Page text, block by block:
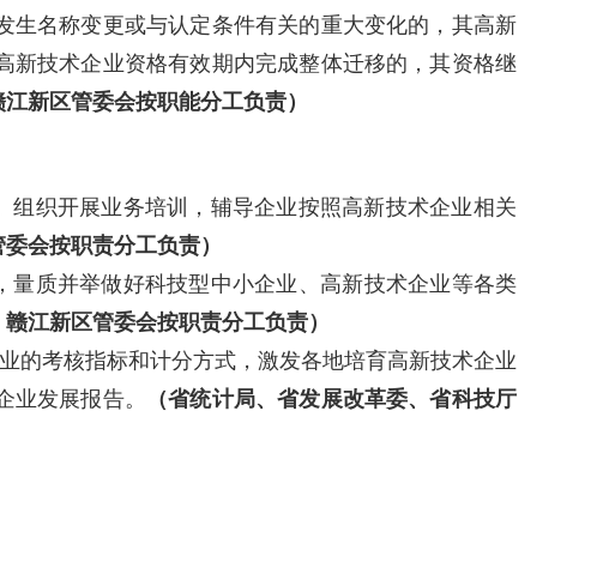
名称变更或与认定条件有关的重大变化的，其高新
技术企业资格有效期内完成整体迁移的，其资格继
新区管委会按职能分工负责）
织开展业务培训，辅导企业按照高新技术企业相关
会按职责分工负责）
量质并举做好科技型中小企业、高新技术企业等各类
江新区管委会按职责分工负责）
的考核指标和计分方式 ，激发各地培育高新技术企业
发展报告。
（省统计局、省发展改革委、省科技厅